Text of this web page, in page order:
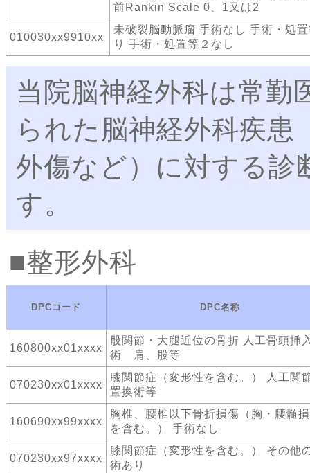
前Rankin Scale 0、1又は2
010030xx9910xx
未破裂脳動脈瘤 手術なし 手術・処
り 手術・処置等２なし
当院脳神経外科は常勤
られた脳神経外科疾患
外傷など）に対する診
す。
整形外科
DPCコード DPC名称
160800xx01xxxx
股関節・大腿近位の骨折 人工骨頭挿
術 肩、股等
070230xx01xxxx
膝関節症（変形性を含む。） 人工関
置換術等
160690xx99xxxx
胸椎、腰椎以下骨折損傷（胸・腰髄
を含む。） 手術なし
070230xx97xxxx
膝関節症（変形性を含む。） その他
術あり